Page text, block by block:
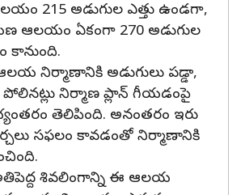
215 అడుగుల ఎత్తు ఉండగా,
ఏకంగా 270 అడుగుల
కానుంది.
నిర్మాణానికి అడుగులు పడ్డా,
పోలినట్లు నిర్మాణ ప్లాన్ గీయడంపై
తెలిపింది. అనంతరం ఇరు
సఫలం కావడంతో నిర్మాణానికి
శివలింగాన్ని ఈ ఆలయ